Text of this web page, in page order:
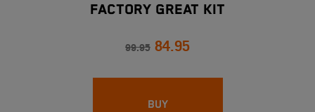
FACTORY GREAT KIT
99.95 84.95
BUY